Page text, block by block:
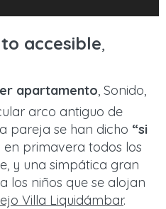
accesible,
apartamento, Sonido,
arco antiguo de
pareja se han dicho “si
en primavera todos los
y una simpática gran
los niños que se alojan
Villa Liquidámbar.